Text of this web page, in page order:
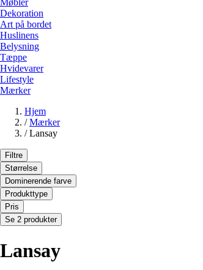
Møbler
Dekoration
Art på bordet
Huslinens
Belysning
Tæppe
Hvidevarer
Lifestyle
Mærker
Hjem
/ Mærker
/ Lansay
Filtre
Størrelse
Dominerende farve
Produkttype
Pris
Se 2 produkter
Lansay